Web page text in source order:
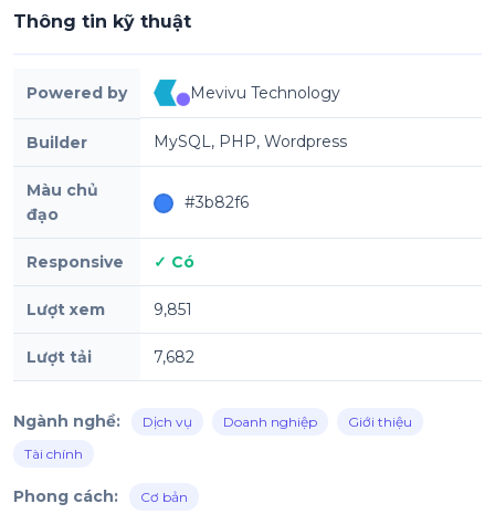
Thông tin kỹ thuật
Powered by Mevivu Technology
Builder MySQL, PHP, Wordpress
Màu chủ
đạo
#3b82f6
Responsive ✓ Có
Lượt xem 9,851
Lượt tải 7,682
Ngành nghề: Dịch vụ Doanh nghiệp
Giới thiệu
Tài chính
Phong cách: Cơ bản